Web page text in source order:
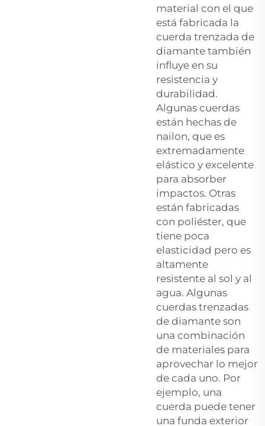
material con el que
está fabricada la
cuerda trenzada de
diamante también
influye en su
resistencia y
durabilidad.
Algunas cuerdas
están hechas de
nailon, que es
extremadamente
elástico y excelente
para absorber
impactos. Otras
están fabricadas
con poliéster, que
tiene poca
elasticidad pero es
altamente
resistente al sol y al
agua. Algunas
cuerdas trenzadas
de diamante son
una combinación
de materiales para
aprovechar lo mejor
de cada uno. Por
ejemplo, una
cuerda puede tener
una funda exterior